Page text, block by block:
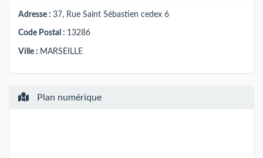
Adresse : 37, Rue Saint Sébastien cedex 6
Code Postal : 13286
Ville : MARSEILLE
Plan numérique